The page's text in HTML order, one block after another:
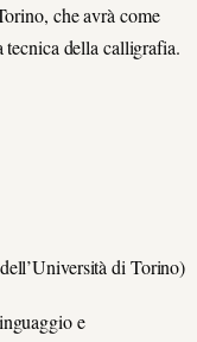
che avrà come
tecnica della calligrafia.
di Torino)
e